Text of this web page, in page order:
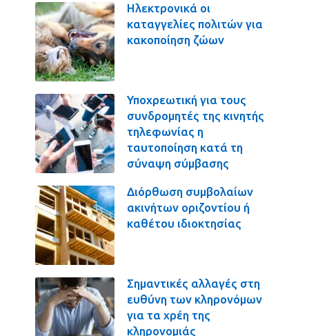
Ηλεκτρονικά οι
καταγγελίες πολιτών για
κακοποίηση ζώων
Υποχρεωτική για τους
συνδρομητές της κινητής
τηλεφωνίας η
ταυτοποίηση κατά τη
σύναψη σύμβασης
Διόρθωση συμβολαίων
ακινήτων οριζοντίου ή
καθέτου ιδιοκτησίας
Σημαντικές αλλαγές στη
ευθύνη των κληρονόμων
για τα χρέη της
κληρονομιάς